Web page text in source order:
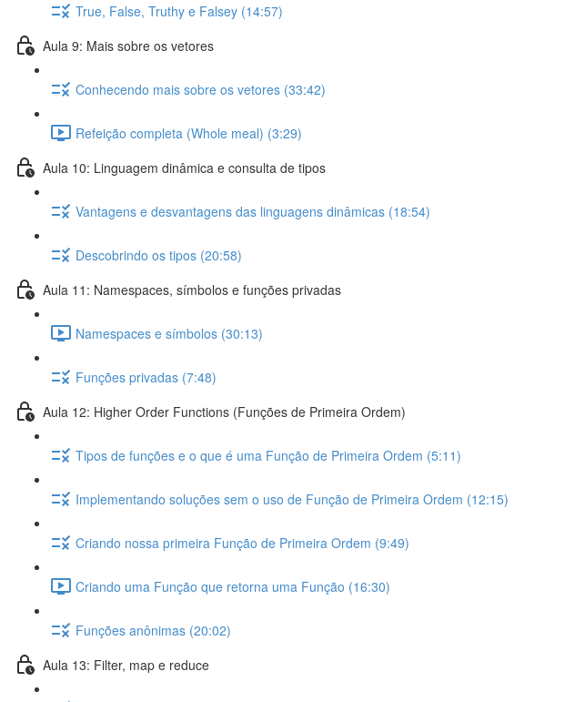
True, False, Truthy e Falsey (14:57)
Aula 9: Mais sobre os vetores
Conhecendo mais sobre os vetores (33:42)
Refeição completa (Whole meal) (3:29)
Aula 10: Linguagem dinâmica e consulta de tipos
Vantagens e desvantagens das linguagens dinâmicas (18:54)
Descobrindo os tipos (20:58)
Aula 11: Namespaces, símbolos e funções privadas
Namespaces e símbolos (30:13)
Funções privadas (7:48)
Aula 12: Higher Order Functions (Funções de Primeira Ordem)
Tipos de funções e o que é uma Função de Primeira Ordem (5:11)
Implementando soluções sem o uso de Função de Primeira Ordem (12:15)
Criando nossa primeira Função de Primeira Ordem (9:49)
Criando uma Função que retorna uma Função (16:30)
Funções anônimas (20:02)
Aula 13: Filter, map e reduce